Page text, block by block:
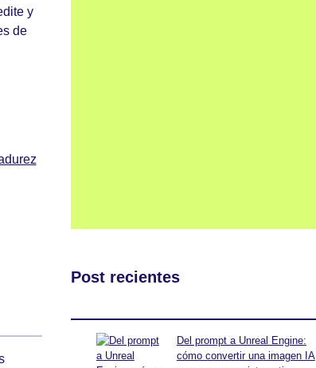
y
de
Post recientes
Del prompt a Unreal Engine:
cómo convertir una imagen IA